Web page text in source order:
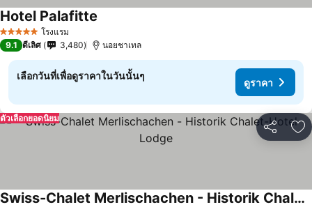
5 ดาว โรงแรม
Hotel Palafitte
9.1 ดีเลิศ 3,480 นอยชาเทล
เลือกวันที่เพื่อดูราคาในวันนั้นๆ
ดูราคา
แชร์ เ
ตัวเลือกยอดนิยม
Swiss-Chalet Merlischachen - Historik Chalet-Hotel Lodge